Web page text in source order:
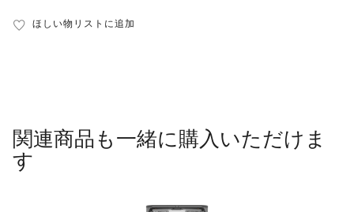
ほしい物リストに追加
関連商品も一緒に購入いただけま
す